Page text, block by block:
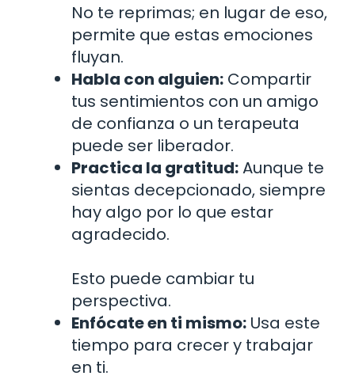
No te reprimas; en lugar de eso,
permite que estas emociones
fluyan.
Habla con alguien: Compartir
tus sentimientos con un amigo
de confianza o un terapeuta
puede ser liberador.
Practica la gratitud:Aunque te
sientas decepcionado, siempre
hay algo por lo que estar
agradecido.
Esto puede cambiar tu
perspectiva.
Enfócate en ti mismo: Usa este
tiempo para crecer y trabajar
en ti.